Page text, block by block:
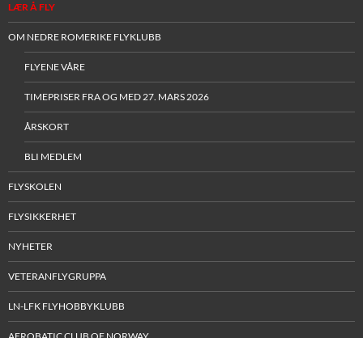
LÆR Å FLY
OM NEDRE ROMERIKE FLYKLUBB
FLYENE VÅRE
TIMEPRISER FRA OG MED 27. MARS 2026
ÅRSKORT
BLI MEDLEM
FLYSKOLEN
FLYSIKKERHET
NYHETER
VETERANFLYGRUPPA
LN-LFK FLYHOBBYKLUBB